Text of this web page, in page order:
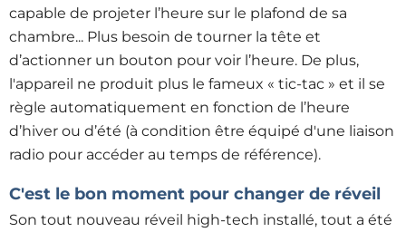
capable de projeter l’heure sur le plafond de sa
chambre... Plus besoin de tourner la tête et
d’actionner un bouton pour voir l’heure. De plus,
l'appareil ne produit plus le fameux « tic-tac » et il se
règle automatiquement en fonction de l’heure
d’hiver ou d’été (à condition être équipé d'une liaison
radio pour accéder au temps de référence).
C'est le bon moment pour changer de réveil
Son tout nouveau réveil high-tech installé, tout a été